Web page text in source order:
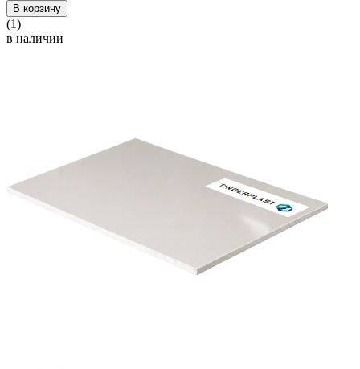
В корзину
(1)
в наличии